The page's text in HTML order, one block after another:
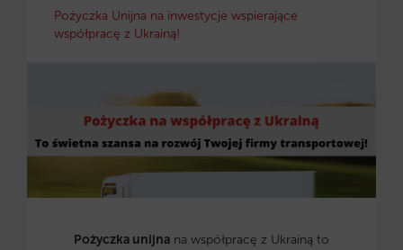
Pożyczka Unijna na inwestycje wspierające
współpracę z Ukrainą!
Pożyczka unijna na współpracę z Ukrainą to